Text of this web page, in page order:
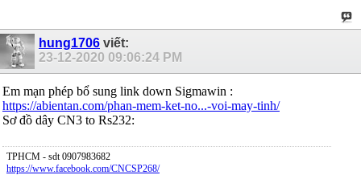
hung1706 viết:
23-12-2020 09:06:24 PM
Em mạn phép bổ sung link down Sigmawin :
https://abientan.com/phan-mem-ket-no...-voi-may-tinh/
Sơ đồ dây CN3 to Rs232:
TPHCM - sdt 0907983682
https://www.facebook.com/CNCSP268/